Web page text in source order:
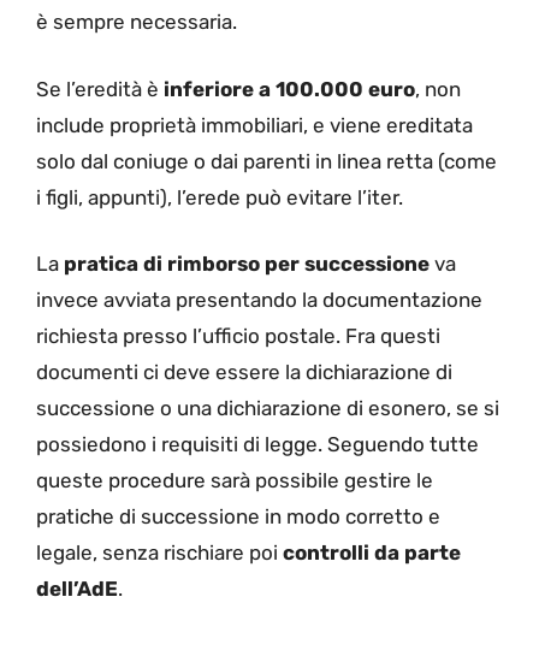
è sempre necessaria.
Se l’eredità è inferiore a 100.000 euro, non
include proprietà immobiliari, e viene ereditata
solo dal coniuge o dai parenti in linea retta (come
i figli, appunti), l’erede può evitare l’iter.
La pratica di rimborso per successione va
invece avviata presentando la documentazione
richiesta presso l’ufficio postale. Fra questi
documenti ci deve essere la dichiarazione di
successione o una dichiarazione di esonero, se si
possiedono i requisiti di legge. Seguendo tutte
queste procedure sarà possibile gestire le
pratiche di successione in modo corretto e
legale, senza rischiare poi controlli da parte
dell’AdE.